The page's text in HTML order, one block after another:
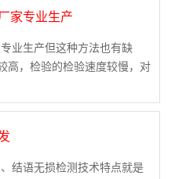
家专业生产
业生产但这种方法也有缺
高，检验的检验速度较慢，对
结语无损检测技术特点就是